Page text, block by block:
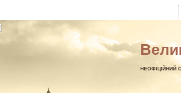
НЕОФІЦІЙНИЙ